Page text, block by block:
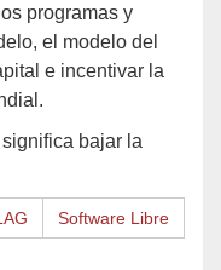
programas y
el modelo del
e incentivar la
bajar la
Software Libre